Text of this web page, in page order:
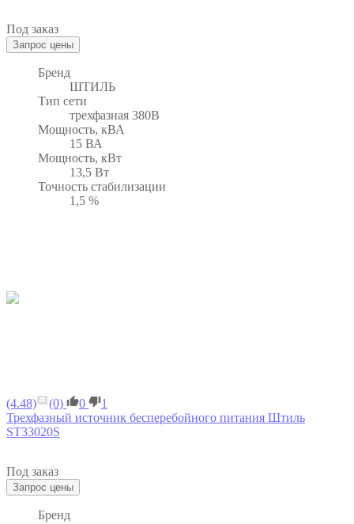
Под заказ
Бренд
ШТИЛЬ
Тип сети
трехфазная 380В
Мощность, кВА
15 ВА
Мощность, кВт
13,5 Вт
Точность стабилизации
1,5 %
(4.48) (0) 0
1
Трехфазный источник бесперебойного питания Штиль
ST33020S
Под заказ
Бренд